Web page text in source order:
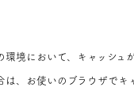
境において、キャッシュ
は、お使いのブラウザでキ